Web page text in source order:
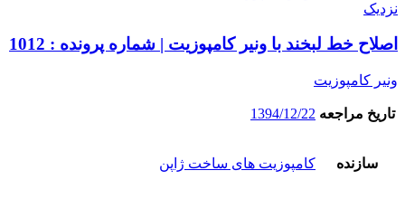
نزدیک
اصلاح خط لبخند با ونیر کامپوزیت | شماره پرونده : 1012
ونیر کامپوزیت
تاریخ مراجعه 1394/12/22
سازنده کامپوزیت های ساخت ژاپن